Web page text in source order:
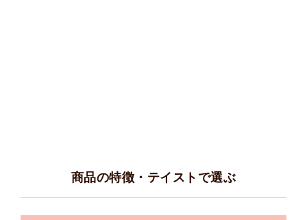
商品の特徴・テイストで選ぶ